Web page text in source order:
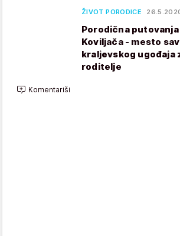
ŽIVOT PORODICE
Porodična putovanja
Koviljača - mesto
kraljevskog ugođaja
roditelje
Komentariši